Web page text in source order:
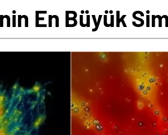
En Büyük